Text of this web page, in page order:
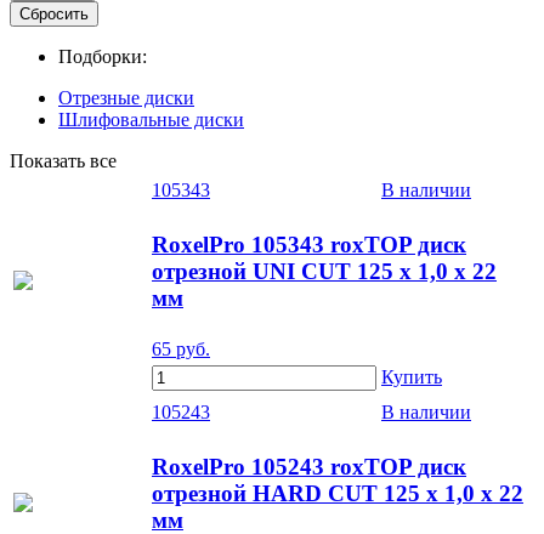
Подборки:
Отрезные диски
Шлифовальные диски
Показать все
105343
В наличии
RoxelPro 105343 roxTOP диск
отрезной UNI CUT 125 x 1,0 x 22
мм
65 руб.
Купить
105243
В наличии
RoxelPro 105243 roxTOP диск
отрезной HARD CUT 125 x 1,0 x 22
мм